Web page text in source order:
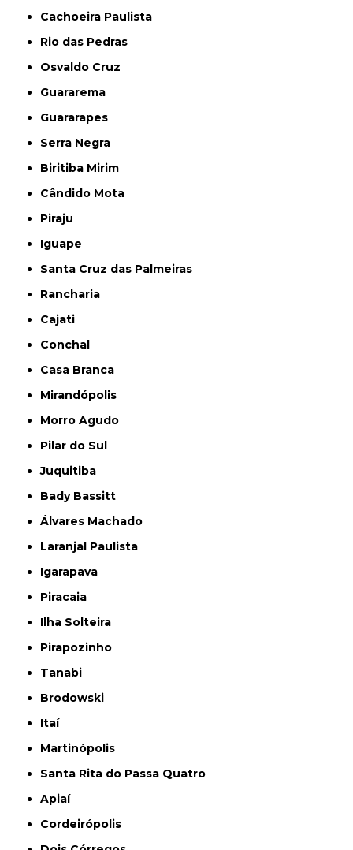
Cachoeira Paulista
Rio das Pedras
Osvaldo Cruz
Guararema
Guararapes
Serra Negra
Biritiba Mirim
Cândido Mota
Piraju
Iguape
Santa Cruz das Palmeiras
Rancharia
Cajati
Conchal
Casa Branca
Mirandópolis
Morro Agudo
Pilar do Sul
Juquitiba
Bady Bassitt
Álvares Machado
Laranjal Paulista
Igarapava
Piracaia
Ilha Solteira
Pirapozinho
Tanabi
Brodowski
Itaí
Martinópolis
Santa Rita do Passa Quatro
Apiaí
Cordeirópolis